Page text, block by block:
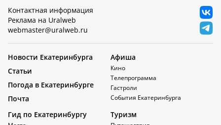
Контактная информация
Реклама на Uralweb
webmaster@uralweb.ru
Новости Екатеринбурга
Статьи
Погода в Екатеринбурге
Почта
Афиша
Кино
Телепрограмма
Гастроли
События Екатеринбурга
Гид по Екатеринбургу Туризм